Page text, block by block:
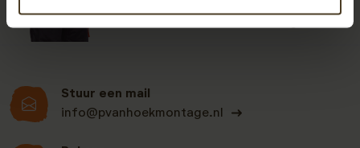
Stuur een mail
info@pvanhoekmontage.nl